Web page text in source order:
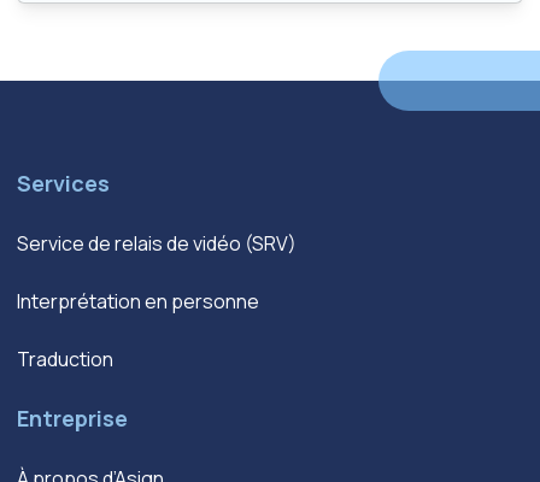
Services
Service de relais de vidéo (SRV)
Interprétation en personne
Traduction
Entreprise